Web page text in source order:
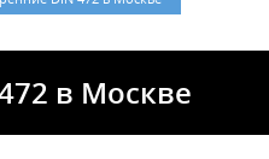
в Москве